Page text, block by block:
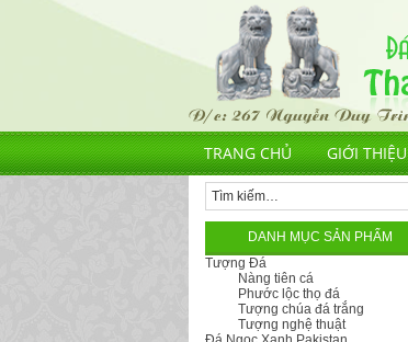
TRANG CHỦ GIỚI THIỆU
DANH MỤC SẢN PHẨM
Tượng Đá
Nàng tiên cá
Phước lộc thọ đá
Tượng chúa đá trắng
Tượng nghệ thuật